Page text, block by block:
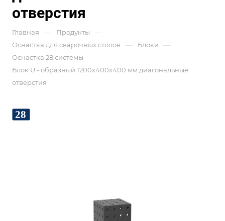
отверстия
Главная — Продукты —
Оснастка для сварочных столов — Блоки —
Оснастка 28 системы —
Блок U - образный 1200х400х400 мм диагональные
отверстия